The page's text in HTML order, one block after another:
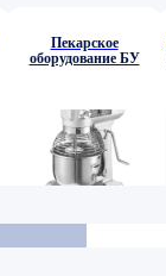
Пекарское
оборудование БУ